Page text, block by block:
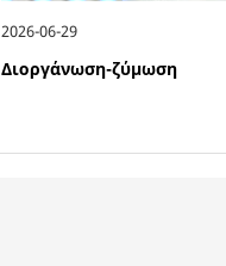
2026-06-29
Διοργάνωση-ζύμωση